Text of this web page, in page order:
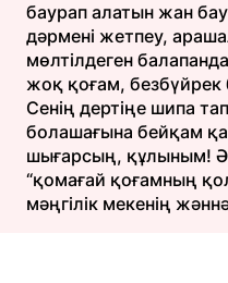
баурап алатын жан
дәрмені жетпеу,
мөлтілдеген
жоқ қоғам, безбүйрек
Сенің дертіңе шипа
болашағына бейқам
шығарсың, құлыным!
“қомағай қоғамның
мәңгілік мекенің